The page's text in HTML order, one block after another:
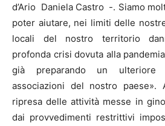
d’Ario Daniela Castro -. Siamo
poter aiutare, nei limiti delle
locali del nostro territorio
profonda crisi dovuta alla
già preparando un
associazioni del nostro
ripresa delle attività messe in
dai provvedimenti restrittivi